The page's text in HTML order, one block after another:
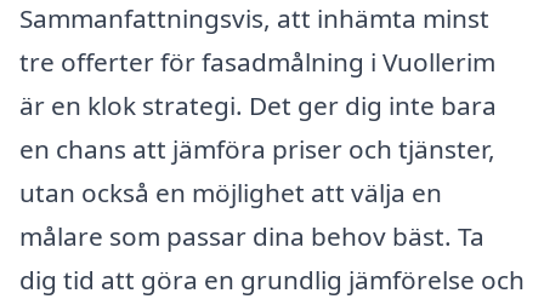
Sammanfattningsvis, att inhämta minst
tre offerter för fasadmålning i Vuollerim
är en klok strategi. Det ger dig inte bara
en chans att jämföra priser och tjänster,
utan också en möjlighet att välja en
målare som passar dina behov bäst. Ta
dig tid att göra en grundlig jämförelse och